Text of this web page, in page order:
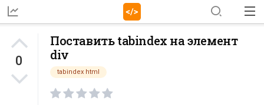
0
Поставить tabindex на элемент
div
tabindex html